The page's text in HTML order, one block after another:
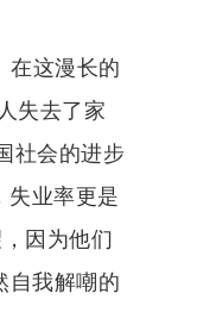
在这漫长的
失去了家
社会的进步
失业率更是
因为他们
自我解嘲的